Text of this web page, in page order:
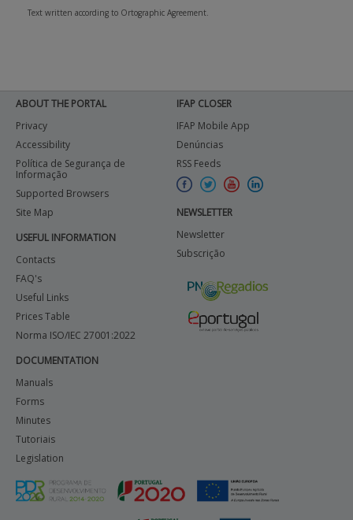
Text written according to Ortographic Agreement.
ABOUT THE PORTAL
Privacy
Accessibility
Política de Segurança de
Informação
Supported Browsers
Site Map
USEFUL INFORMATION
Contacts
FAQ's
Useful Links
Prices Table
Norma ISO/IEC 27001:2022
DOCUMENTATION
Manuals
Forms
Minutes
Tutoriais
Legislation
IFAP CLOSER
IFAP Mobile App
Denúncias
RSS Feeds
NEWSLETTER
Newsletter
Subscrição